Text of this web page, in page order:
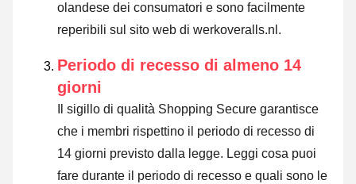
olandese dei consumatori e sono facilmente
reperibili sul sito web di werkoveralls.nl.
Periodo di recesso di almeno 14
giorni
Il sigillo di qualità Shopping Secure garantisce
che i membri rispettino il periodo di recesso di
14 giorni previsto dalla legge. Leggi cosa puoi
fare durante il periodo di recesso e quali sono le